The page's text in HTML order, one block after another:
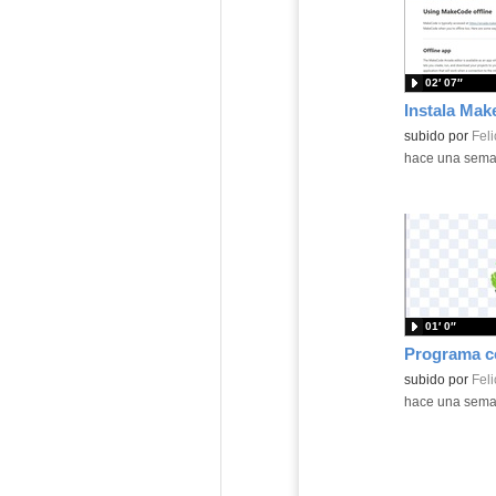
Contenido
subido por
02′ 07″
-hace una
Contenido
subido por
01′ 0″
-hace una